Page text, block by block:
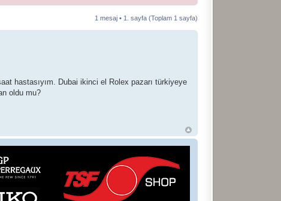
1 mesaj • 1 . sayfa (Toplam 1 sayfa)
hastasıyım. Dubai ikinci el Rolex pazarı türkiyeye
oldu mu?